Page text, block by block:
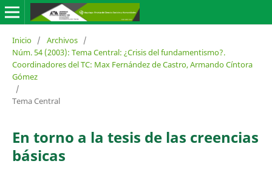
Inicio / Archivos /
Núm. 54 (2003): Tema Central: ¿Crisis del fundamentismo?.
Coordinadores del TC: Max Fernández de Castro, Armando Cíntora
Gómez
/
Tema Central
En torno a la tesis de las creencias
básicas